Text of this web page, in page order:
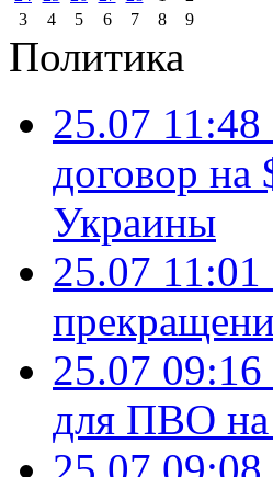
3
4 5 6 7 8 9
Политика
25.07 11:48
договор
Украины
25.07 11:01
25.07 09:16
для ПВО